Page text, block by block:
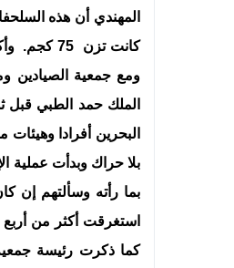
كانت تزن
ومع جمعية الصيادين
الملك حمد الطبي قبل
البحرين أفرادا
بلا حراك وبدأت عملية
بما رأته وسألتهم إن
استغرقت أكثر من أربع
كما ذكرت رئيسة جمعية